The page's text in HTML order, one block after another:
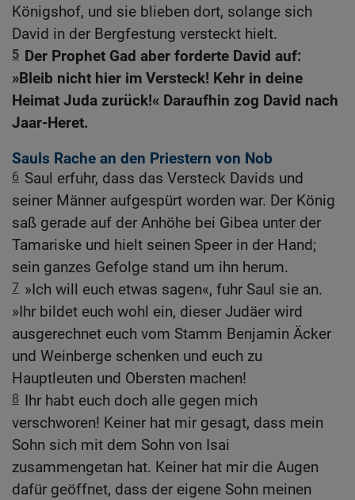
Königshof, und sie blieben dort, solange sich
David in der Bergfestung versteckt hielt.
5 Der Prophet Gad aber forderte David auf:
»Bleib nicht hier im Versteck! Kehr in deine
Heimat Juda zurück!« Daraufhin zog David nach
Jaar-Heret.
Sauls Rache an den Priestern von Nob
6 Saul erfuhr, dass das Versteck Davids und
seiner Männer aufgespürt worden war. Der König
saß gerade auf der Anhöhe bei Gibea unter der
Tamariske und hielt seinen Speer in der Hand;
sein ganzes Gefolge stand um ihn herum.
7 »Ich will euch etwas sagen«, fuhr Saul sie an.
»Ihr bildet euch wohl ein, dieser Judäer wird
ausgerechnet euch vom Stamm Benjamin Äcker
und Weinberge schenken und euch zu
Hauptleuten und Obersten machen!
8 Ihr habt euch doch alle gegen mich
verschworen! Keiner hat mir gesagt, dass mein
Sohn sich mit dem Sohn von Isai
zusammengetan hat. Keiner hat mir die Augen
dafür geöffnet, dass der eigene Sohn meinen